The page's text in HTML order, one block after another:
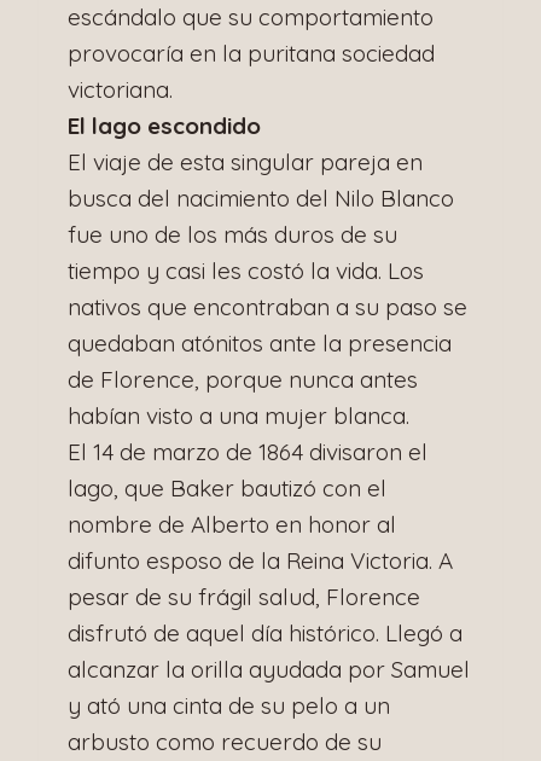
escándalo que su comportamiento
provocaría en la puritana sociedad
victoriana.
El lago escondido
El viaje de esta singular pareja en
busca del nacimiento del Nilo Blanco
fue uno de los más duros de su
tiempo y casi les costó la vida. Los
nativos que encontraban a su paso se
quedaban atónitos ante la presencia
de Florence, porque nunca antes
habían visto a una mujer blanca.
El 14 de marzo de 1864 divisaron el
lago, que Baker bautizó con el
nombre de Alberto en honor al
difunto esposo de la Reina Victoria. A
pesar de su frágil salud, Florence
disfrutó de aquel día histórico. Llegó a
alcanzar la orilla ayudada por Samuel
y ató una cinta de su pelo a un
arbusto como recuerdo de su